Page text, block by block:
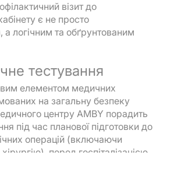
візит до
є не просто
логічним та обґрунтованим
тестування
елементом медичних
на загальну безпеку
центру AMBY порадить
під час планової підготовки до
операцій (включаючи
перед госпіталізацією
в межах щорічного чек-апу.